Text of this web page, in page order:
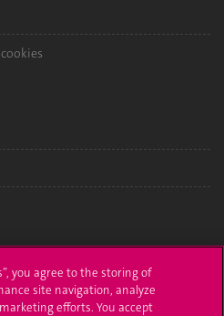
you agree to the storing of
site navigation, analyze
efforts. You accept